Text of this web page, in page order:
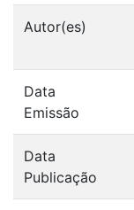
Autor(es)
Data
Emissão
Data
Publicação